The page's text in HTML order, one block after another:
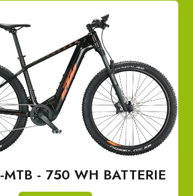
MTB - 750 WH BATTERIE